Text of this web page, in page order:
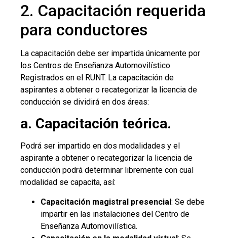
2. Capacitación requerida
para conductores
La capacitación debe ser impartida únicamente por
los Centros de Enseñanza Automovilístico
Registrados en el RUNT. La capacitación de
aspirantes a obtener o recategorizar la licencia de
conducción se dividirá en dos áreas:
a. Capacitación teórica.
Podrá ser impartido en dos modalidades y el
aspirante a obtener o recategorizar la licencia de
conducción podrá determinar libremente con cual
modalidad se capacita, así:
Capacitación magistral presencial: Se debe
impartir en las instalaciones del Centro de
Enseñanza Automovilística.